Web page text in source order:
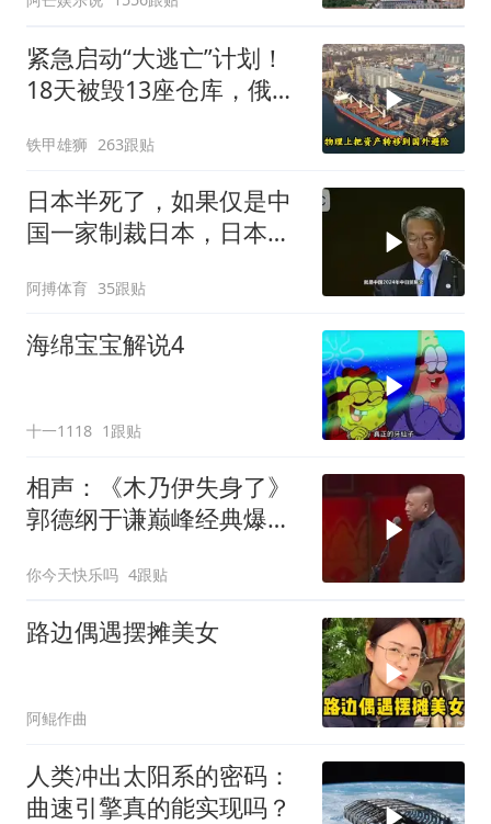
紧急启动“大逃亡”计划！
18天被毁13座仓库，俄电
策
铁甲雄狮 263跟贴
日本半死了，如果仅是中
国一家制裁日本，日本可
阿搏体育 35跟贴
海绵宝宝解说4
十一1118 1跟贴
相声：《木乃伊失身了》
郭德纲于谦巅峰经典爆笑
你今天快乐吗 4跟贴
路边偶遇摆摊美女
阿鲲作曲
人类冲出太阳系的密码：
曲速引擎真的能实现吗？